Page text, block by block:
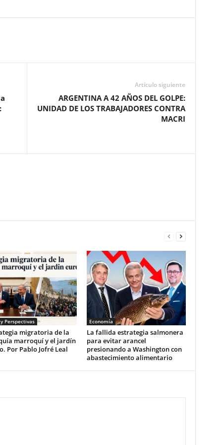
Artículo siguiente
ARGENTINA A 42 AÑOS DEL GOLPE:
UNIDAD DE LOS TRABAJADORES CONTRA
MACRI
Perspectivas
migratoria de la
marroquí y el jardín
Por Pablo Jofré Leal
Economía
La fallida estrategia salmonera
para evitar arancel
presionando a Washington con
abastecimiento alimentario